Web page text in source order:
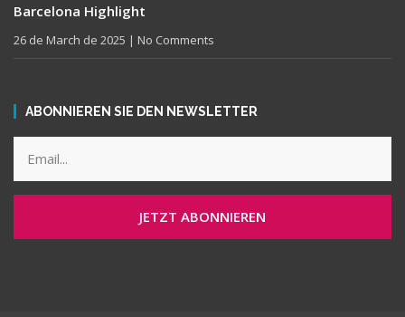
Barcelona Highlight
26 de March de 2025 No Comments
ABONNIEREN SIE DEN NEWSLETTER
JETZT ABONNIEREN